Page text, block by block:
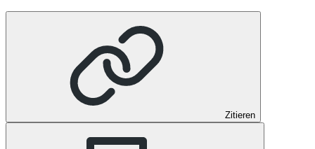
Zitieren